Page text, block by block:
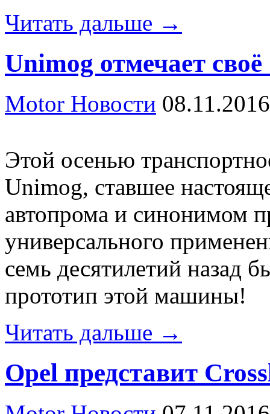
Читать дальше →
Unimog отмечает своё
Motor Новости 08.11.2016
Этой осенью
Unimog, ставшее
автопрома и синонимом
универсального
семь десятилетий назад
прототип этой машины!
Читать дальше →
Opel представит